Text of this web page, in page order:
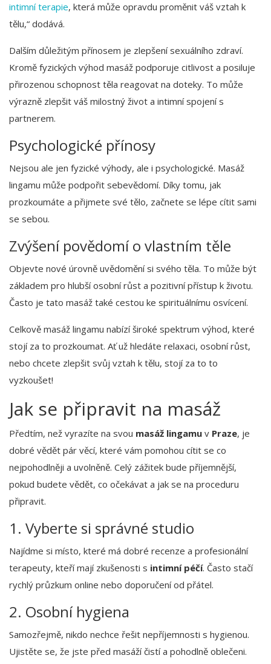
intimní terapie, která může opravdu proměnit váš vztah k
tělu,“ dodává.
Dalším důležitým přínosem je zlepšení sexuálního zdraví.
Kromě fyzických výhod masáž podporuje citlivost a posiluje
přirozenou schopnost těla reagovat na doteky. To může
výrazně zlepšit váš milostný život a intimní spojení s
partnerem.
Psychologické přínosy
Nejsou ale jen fyzické výhody, ale i psychologické. Masáž
lingamu může podpořit sebevědomí. Díky tomu, jak
prozkoumáte a přijmete své tělo, začnete se lépe cítit sami
se sebou.
Zvýšení povědomí o vlastním těle
Objevte nové úrovně uvědomění si svého těla. To může být
základem pro hlubší osobní růst a pozitivní přístup k životu.
Často je tato masáž také cestou ke spirituálnímu osvícení.
Celkově masáž lingamu nabízí široké spektrum výhod, které
stojí za to prozkoumat. Ať už hledáte relaxaci, osobní růst,
nebo chcete zlepšit svůj vztah k tělu, stojí za to to
vyzkoušet!
Jak se připravit na masáž
Předtím, než vyrazíte na svou masáž lingamu v Praze, je
dobré vědět pár věcí, které vám pomohou cítit se co
nejpohodlněji a uvolněně. Celý zážitek bude příjemnější,
pokud budete vědět, co očekávat a jak se na proceduru
připravit.
1. Vyberte si správné studio
Najídme si místo, které má dobré recenze a profesionální
terapeuty, kteří mají zkušenosti s intimní péčí. Často stačí
rychlý průzkum online nebo doporučení od přátel.
2. Osobní hygiena
Samozřejmě, nikdo nechce řešit nepříjemnosti s hygienou.
Ujistěte se, že jste před masáží čistí a pohodlně oblečeni.